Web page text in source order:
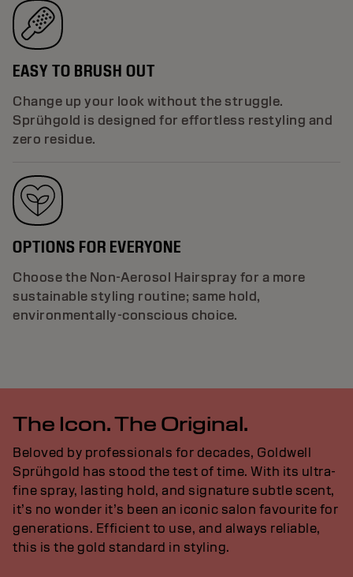
EASY TO BRUSH OUT
Change up your look without the struggle.
Sprühgold is designed for effortless restyling and
zero residue.
OPTIONS FOR EVERYONE
Choose the Non-Aerosol Hairspray for a more
sustainable styling routine; same hold,
environmentally-conscious choice.
The Icon. The Original.
Beloved by professionals for decades, Goldwell
Sprühgold has stood the test of time. With its ultra-
fine spray, lasting hold, and signature subtle scent,
it’s no wonder it’s been an iconic salon favourite for
generations. Efficient to use, and always reliable,
this is the gold standard in styling.